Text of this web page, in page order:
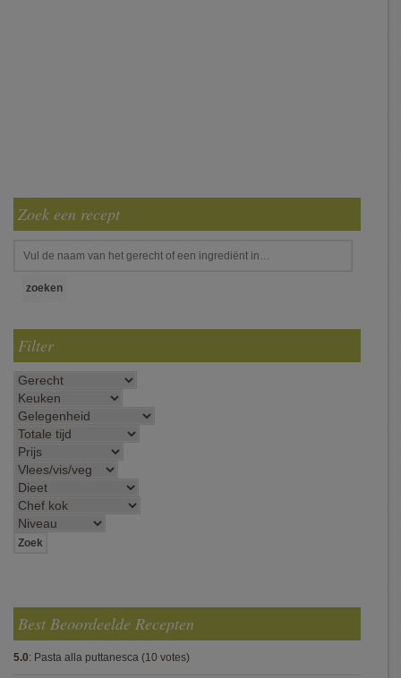
Zoek een recept
Filter
Best Beoordeelde Recepten
5.0: Pasta alla puttanesca (10 votes)